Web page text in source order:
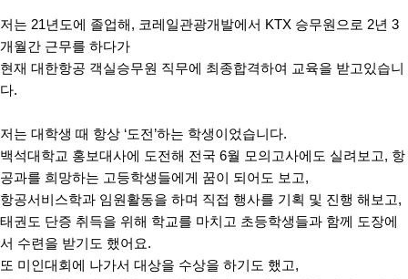
저는 21년도에 졸업해 , 코레일관광개발에서 KTX 승무원으로 2년 3
개월간 근무를 하다가
현재 대한항공 객실승무원 직무에 최종합격하여 교육을 받고있습니
다.
저는 대학생 때 항상 ‘도전 ’하는 학생이었습니다.
백석대학교 홍보대사에 도전해 전국 6월 모의고사에도 실려보고, 항
공과를 희망하는 고등학생들에게 꿈이 되어도 보고,
항공서비스학과 임원활동을 하며 직접 행사를 기획 및 진행 해보고,
태권도 단증 취득을 위해 학교를 마치고 초등학생들과 함께 도장에
서 수련을 받기도 했어요.
또 미인대회에 나가서 대상을 수상을 하기도 했고,